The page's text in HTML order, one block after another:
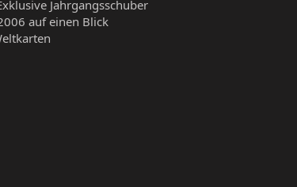
Jahrgangsschuber
auf einen Blick